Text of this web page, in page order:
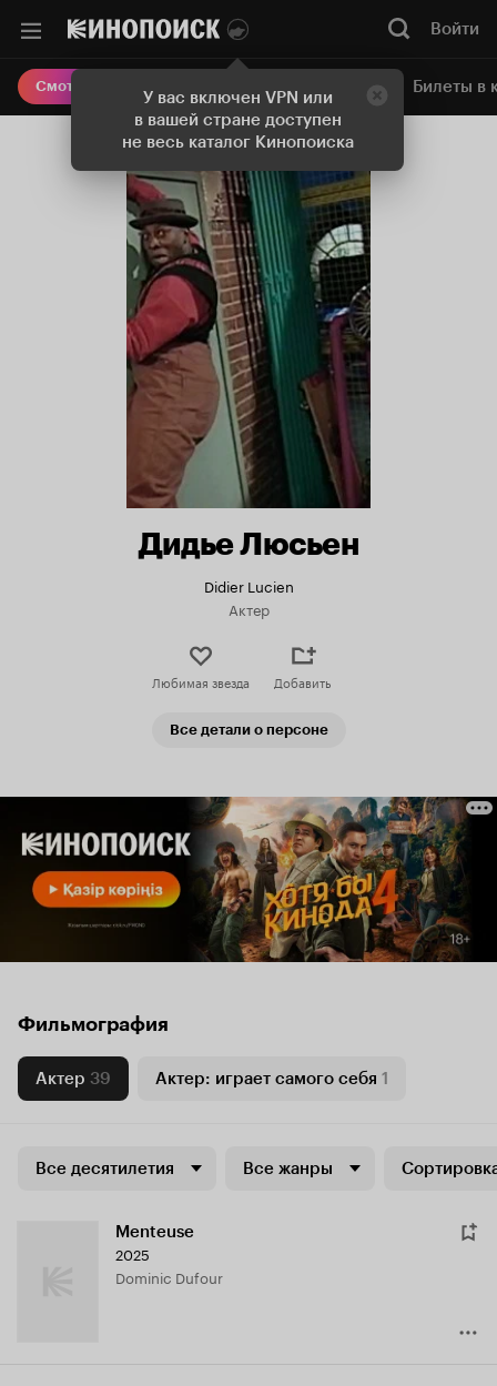
У вас включен VPN или
в вашей стране доступен
не весь каталог Кинопоиска
Войти
Смотреть кино Онлайн-кинотеатр Билеты в
Дидье Люсьен
Didier Lucien
Актер
Любимая звезда Добавить
Все детали о персоне
Фильмография
Актер 39 Актер: играет самого себя 1
Все десятилетия Все жанры
Menteuse
2025
Dominic Dufour